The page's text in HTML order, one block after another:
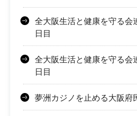
全大阪生活と健康を守る
日目
全大阪生活と健康を守る
日目
夢洲カジノを止める大阪